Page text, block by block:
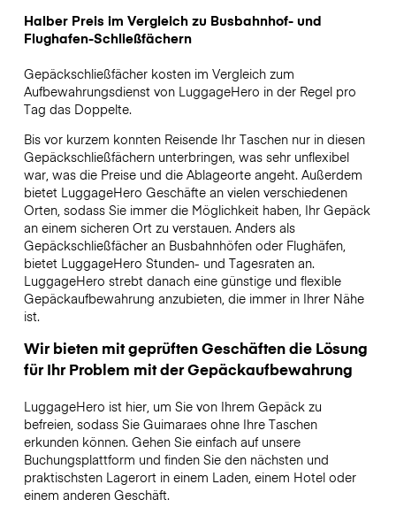
Halber Preis im Vergleich zu Busbahnhof- und
Flughafen-Schließfächern
Gepäckschließfächer kosten im Vergleich zum
Aufbewahrungsdienst von LuggageHero in der Regel pro
Tag das Doppelte.
Bis vor kurzem konnten Reisende Ihr Taschen nur in diesen
Gepäckschließfächern unterbringen, was sehr unflexibel
war, was die Preise und die Ablageorte angeht. Außerdem
bietet LuggageHero Geschäfte an vielen verschiedenen
Orten, sodass Sie immer die Möglichkeit haben, Ihr Gepäck
an einem sicheren Ort zu verstauen. Anders als
Gepäckschließfächer an Busbahnhöfen oder Flughäfen,
bietet LuggageHero Stunden- und Tagesraten an.
LuggageHero strebt danach eine günstige und flexible
Gepäckaufbewahrung anzubieten, die immer in Ihrer Nähe
ist.
Wir bieten mit geprüften Geschäften die Lösung
für Ihr Problem mit der Gepäckaufbewahrung
LuggageHero ist hier, um Sie von Ihrem Gepäck zu
befreien, sodass Sie Guimaraes ohne Ihre Taschen
erkunden können. Gehen Sie einfach auf unsere
Buchungsplattform und finden Sie den nächsten und
praktischsten Lagerort in einem Laden, einem Hotel oder
einem anderen Geschäft.